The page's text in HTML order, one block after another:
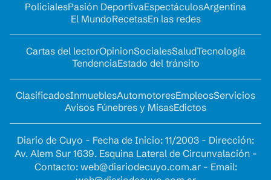
PolicialesPasión DeportivaEspectáculosArgentina
El MundoRecetasEn las redes
Cartas del lectorOpinionSocialesSaludTecnología
TendenciaEstado del tránsito
ClasificadosInmueblesAutomotoresEmpleosServicios
Avisos Fúnebres y MisasEdictos
Diario de Cuyo - Fecha de Inicio: 11/2003 - Dirección:
Av. Alem Sur 1639. Esquina Lateral de Circunvalación -
Contacto: web@diariodecuyo.com.ar- Email: